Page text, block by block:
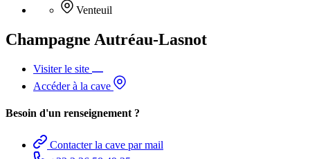
Venteuil
Champagne Autréau-Lasnot
Visiter le site
Accéder à la cave
Besoin d'un renseignement ?
Contacter la cave par mail